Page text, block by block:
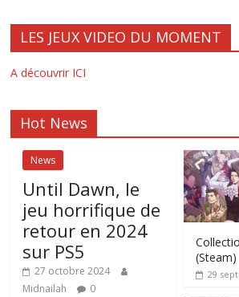
LES JEUX VIDEO DU MOMENT
A découvrir ICI
Hot News
News
Until Dawn, le
jeu horrifique de
retour en 2024
sur PS5
27 octobre 2024
Midnailah
0
(Steam)
29